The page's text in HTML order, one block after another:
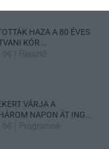
HAZA A 80 ÉVES
KÓR...
Riasztó
VÁRJA A
NAPON ÁT ING...
Programok